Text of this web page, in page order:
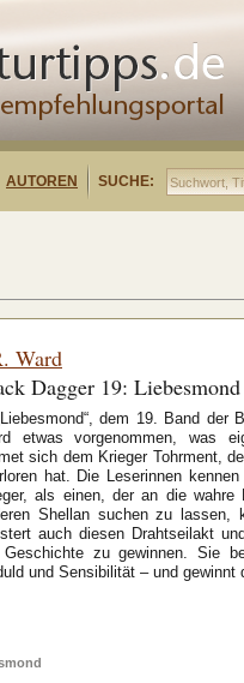
AUTOREN SUCHE:
Ward
Dagger 19: Liebesmond
dem 19. Band der
etwas vorgenommen, was
sich dem Krieger Tohrment,
hat. Die Leserinnen
als einen, der an die
Shellan suchen zu lassen,
auch diesen Drahtseilakt
zu gewinnen. Sie
und Sensibilität – und gewinnt